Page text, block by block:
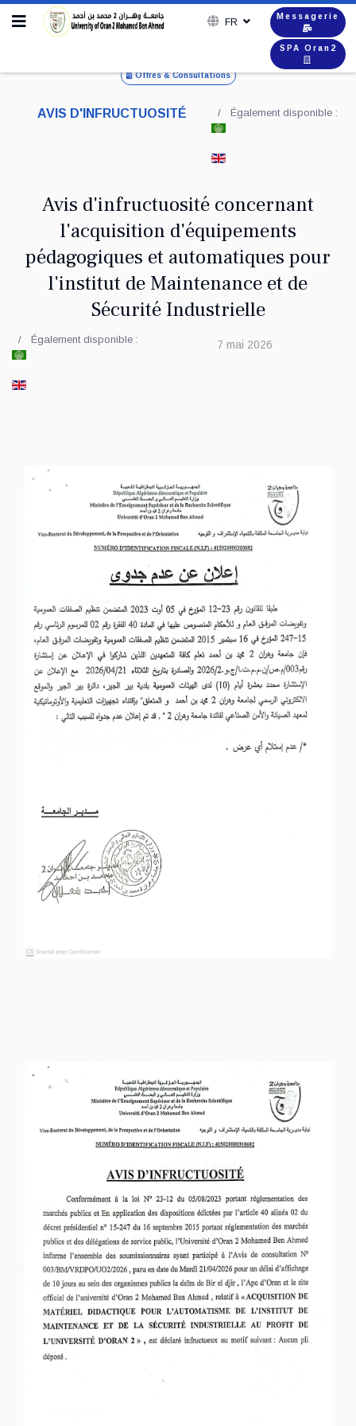
FR
Messagerie
SPA Oran2
Offres & Consultations
AVIS D'INFRUCTUOSITÉ Également disponible :
Avis d'infructuosité concernant
l'acquisition d'équipements
pédagogiques et automatiques pour
l'institut de Maintenance et de
Sécurité Industrielle
Également disponible : 7 mai 2026